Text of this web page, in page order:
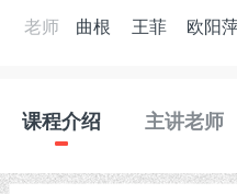
老师
曲根 王菲 欧阳
课程介绍 主讲老师